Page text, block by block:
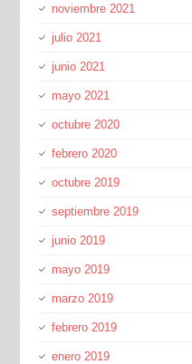
noviembre 2021
julio 2021
junio 2021
mayo 2021
octubre 2020
febrero 2020
octubre 2019
septiembre 2019
junio 2019
mayo 2019
marzo 2019
febrero 2019
enero 2019